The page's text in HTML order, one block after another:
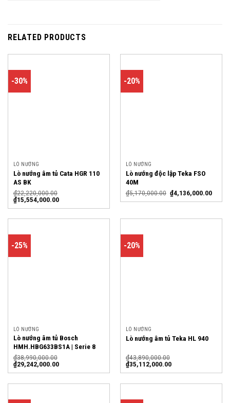
RELATED PRODUCTS
-30%
LÒ NƯỚNG
Lò nướng âm tủ Cata HGR 110
AS BK
₫22,220,000.00
₫15,554,000.00
-20%
LÒ NƯỚNG
Lò nướng độc lập Teka FSO
40M
₫5,170,000.00 ₫4,136,000.00
-25%
LÒ NƯỚNG
Lò nướng âm tủ Bosch
HMH.HBG633BS1A | Serie 8
₫38,990,000.00
₫29,242,000.00
-20%
LÒ NƯỚNG
Lò nướng âm tủ Teka HL 940
₫43,890,000.00
₫35,112,000.00